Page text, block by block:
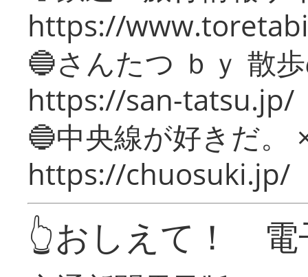
https://
🔵さんたつ ｂｙ 散
https://san-tatsu.jp/
🔵中央線が好きだ。
https://chuosuki.jp/
👆おしえて！ 電